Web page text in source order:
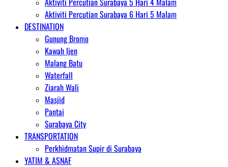
Aktiviti Percutian Surabaya 6 Hari 5 Malam
DESTINATION
Gunung Bromo
Kawah Ijen
Malang Batu
Waterfall
Ziarah Wali
Masjid
Pantai
Surabaya City
TRANSPORTATION
Perkhidmatan Supir di Surabaya
YATIM & ASNAF